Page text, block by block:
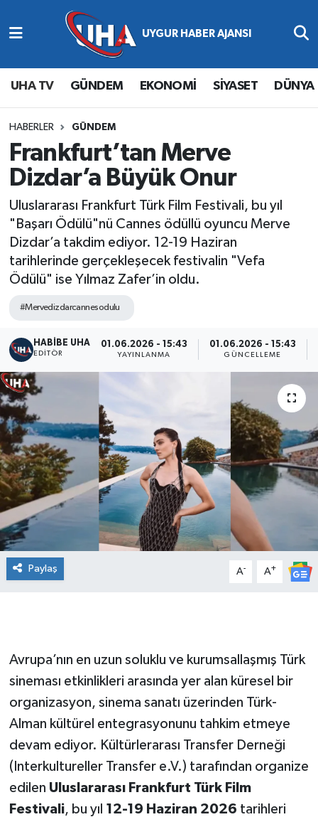
UHA TV GÜNDEM EKONOMİ SİYASET DÜNYA
HABERLER GÜNDEM
Frankfurt’tan Merve
Dizdar’a Büyük Onur
Uluslararası Frankfurt Türk Film Festivali, bu yıl
"Başarı Ödülü"nü Cannes ödüllü oyuncu Merve
Dizdar’a takdim ediyor. 12-19 Haziran
tarihlerinde gerçekleşecek festivalin "Vefa
Ödülü" ise Yılmaz Zafer’in oldu.
#Mervedizdarcannesodulu
HABİBE UHA
EDITÖR
01.06.2026 - 15:43
YAYINLANMA
01.06.2026 - 15:43
GÜNCELLEME
Paylaş A- A+
Avrupa’nın en uzun soluklu ve kurumsallaşmış Türk
sineması etkinlikleri arasında yer alan küresel bir
organizasyon, sinema sanatı üzerinden Türk-
Alman kültürel entegrasyonunu tahkim etmeye
devam ediyor. Kültürlerarası Transfer Derneği
(Interkultureller Transfer e.V.) tarafından organize
edilen Uluslararası Frankfurt Türk Film
Festivali, bu yıl 12-19 Haziran 2026 tarihleri
Abone Ol
Gündem
Ekonomi
Magazin
Spor
Yaşam
Nöbetçi Eczaneler
Hava Durumu
Namaz Vakitleri
Trafik Durumu
Süper Lig Puan Durumu ve Fikstür
Tüm Manşetler
Son Dakika Haberleri
Haber Arşivi